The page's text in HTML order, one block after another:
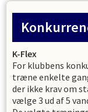
K-Flex
For klubbens
træne enkelte
der ikke krav om
vælge 3 ud af 5